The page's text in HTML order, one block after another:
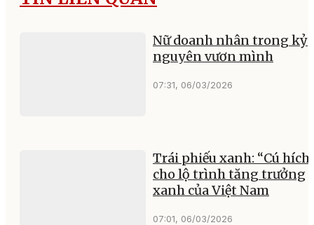
Nữ doanh nhân trong kỷ
nguyên vươn mình
07:31, 06/03/2026
Trái phiếu xanh: “Cú
cho lộ trình tăng trưởng
xanh của Việt Nam
07:01, 06/03/2026